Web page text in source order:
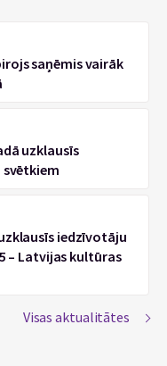
saņēmis vairāk
uzklausīs
iedzīvotāju
– Latvijas kultūras
Visas aktualitātes